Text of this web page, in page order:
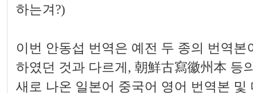
하는겨?)
이번 안동섭 번역은 예전 두 종의 번역
하였던 것과 다르게, 朝鮮古寫徽州本 등
새로 나온 일본어 중국어 영어 번역본 및